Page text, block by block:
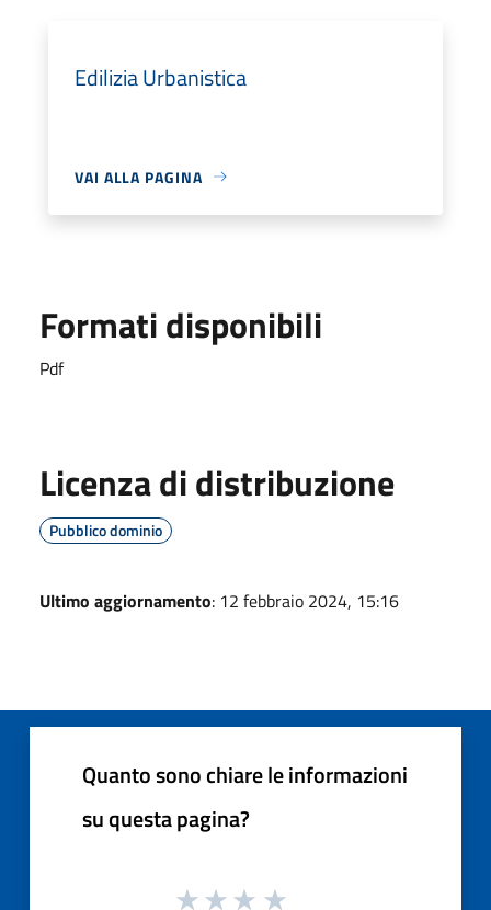
Edilizia Urbanistica
VAI ALLA PAGINA
Formati disponibili
Pdf
Licenza di distribuzione
Pubblico dominio
Ultimo aggiornamento: 12 febbraio 2024, 15:16
Quanto sono chiare le informazioni
su questa pagina?